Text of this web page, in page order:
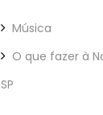
Música
O que fazer à
SP